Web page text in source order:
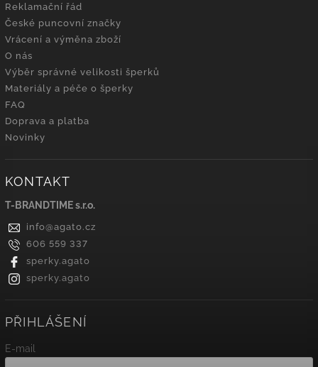
Reklamační řád
České puncovní značky
Vrácení a výměna zboží
O nás
Výběr správné velikosti šperků
Materiály a péče o šperky
FAQ
Doprava a platba
Novinky
KONTAKT
T-BRANDTIME s.r.o.
info@agato.cz
606 559 337
sperky.agato
sperky.agato
PŘIHLÁŠENÍ
E-mail